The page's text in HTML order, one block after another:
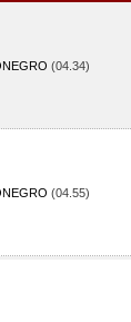
(04.34)
(04.55)